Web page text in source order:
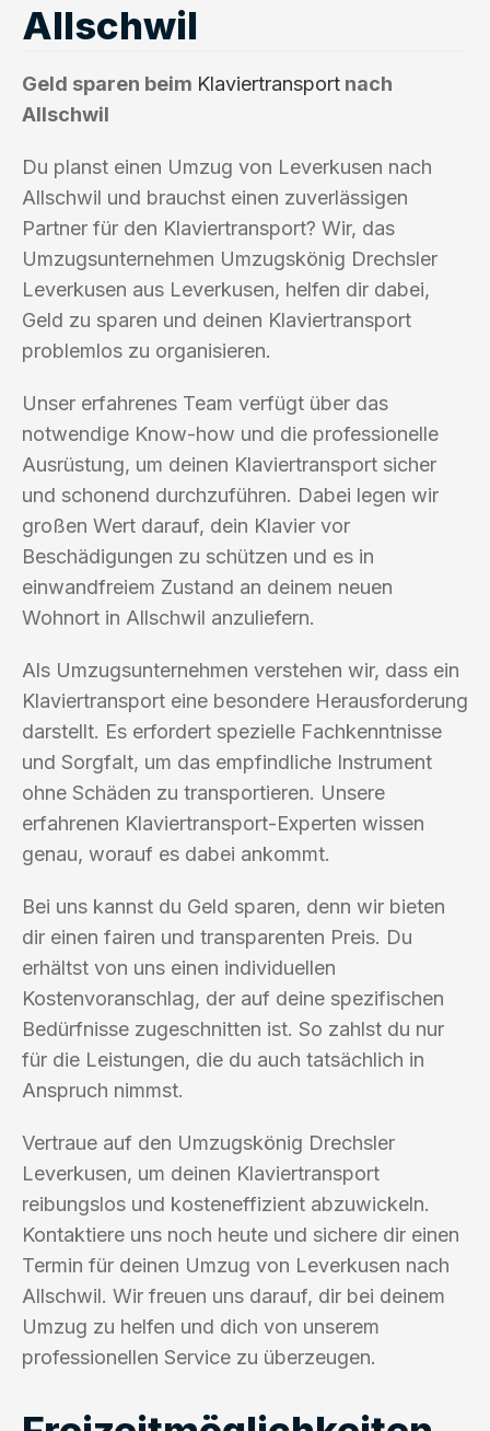
Allschwil
Geld sparen beim Klaviertransport nach
Allschwil
Du planst einen Umzug von Leverkusen nach
Allschwil und brauchst einen zuverlässigen
Partner für den Klaviertransport? Wir, das
Umzugsunternehmen Umzugskönig Drechsler
Leverkusen aus Leverkusen, helfen dir dabei,
Geld zu sparen und deinen Klaviertransport
problemlos zu organisieren.
Unser erfahrenes Team verfügt über das
notwendige Know-how und die professionelle
Ausrüstung, um deinen Klaviertransport sicher
und schonend durchzuführen. Dabei legen wir
großen Wert darauf, dein Klavier vor
Beschädigungen zu schützen und es in
einwandfreiem Zustand an deinem neuen
Wohnort in Allschwil anzuliefern.
Als Umzugsunternehmen verstehen wir, dass ein
Klaviertransport eine besondere Herausforderung
darstellt. Es erfordert spezielle Fachkenntnisse
und Sorgfalt, um das empfindliche Instrument
ohne Schäden zu transportieren. Unsere
erfahrenen Klaviertransport-Experten wissen
genau, worauf es dabei ankommt.
Bei uns kannst du Geld sparen, denn wir bieten
dir einen fairen und transparenten Preis. Du
erhältst von uns einen individuellen
Kostenvoranschlag, der auf deine spezifischen
Bedürfnisse zugeschnitten ist. So zahlst du nur
für die Leistungen, die du auch tatsächlich in
Anspruch nimmst.
Vertraue auf den Umzugskönig Drechsler
Leverkusen, um deinen Klaviertransport
reibungslos und kosteneffizient abzuwickeln.
Kontaktiere uns noch heute und sichere dir einen
Termin für deinen Umzug von Leverkusen nach
Allschwil. Wir freuen uns darauf, dir bei deinem
Umzug zu helfen und dich von unserem
professionellen Service zu überzeugen.